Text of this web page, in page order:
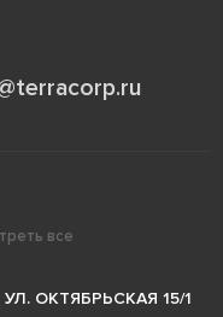
все
ОКТЯБРЬСКАЯ 15/1